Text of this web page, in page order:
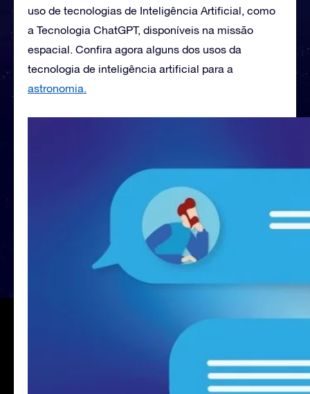
uso de tecnologias de Inteligência Artificial, como
a Tecnologia ChatGPT, disponíveis na missão
espacial. Confira agora alguns dos usos da
tecnologia de inteligência artificial para a
astronomia.